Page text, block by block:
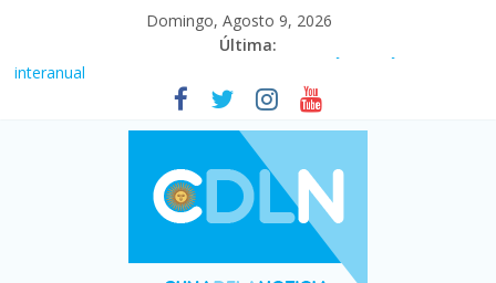
Domingo, Agosto 9, 2026
Última:
Fuerte caída de la venta de autos usados en julio: bajó un 12,6%
Central venció 1 a 0 al River de Coudet en el Monumental
La morosidad alcanzó su nivel más alto en dos décadas y ya
afecta a 400 mil deudores en Santa Fe
Desde que asumió Milei cerraron 41.000 kioscos: el sector
denuncia crisis como en 2001
Vacaciones de invierno con más movimiento y consumo
turístico: 4,6 millones de personas viajaron por el país, un 5,9%